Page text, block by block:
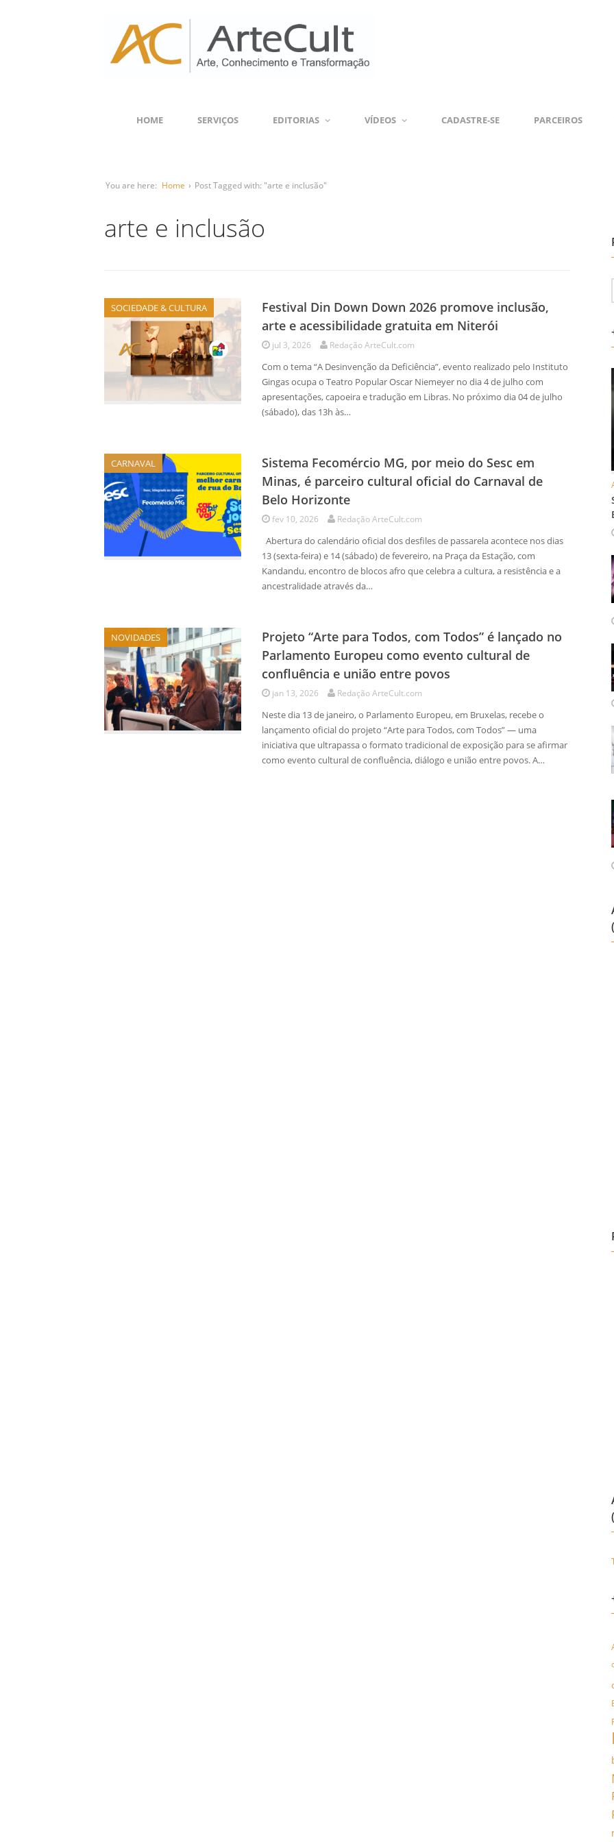
HOME SERVIÇOS EDITORIAS VÍDEOS CADASTRE-SE PARCEIROS
You are here: Home › Post Tagged with: "arte e inclusão"
arte e inclusão
SOCIEDADE & CULTURA
Festival Din Down Down 2026 promove inclusão,
arte e acessibilidade gratuita em Niterói
jul 3, 2026 Redação ArteCult.com
Com o tema “A Desinvenção da Deficiência”, evento realizado pelo Instituto
Gingas ocupa o Teatro Popular Oscar Niemeyer no dia 4 de julho com
apresentações, capoeira e tradução em Libras. No próximo dia 04 de julho
(sábado), das 13h às…
CARNAVAL
Sistema Fecomércio MG, por meio do Sesc em
Minas, é parceiro cultural oficial do Carnaval de
Belo Horizonte
fev 10, 2026 Redação ArteCult.com
Abertura do calendário oficial dos desfiles de passarela acontece nos dias
13 (sexta-feira) e 14 (sábado) de fevereiro, na Praça da Estação, com
Kandandu, encontro de blocos afro que celebra a cultura, a resistência e a
ancestralidade através da…
NOVIDADES
Projeto “Arte para Todos, com Todos” é lançado no
Parlamento Europeu como evento cultural de
confluência e união entre povos
jan 13, 2026 Redação ArteCult.com
Neste dia 13 de janeiro, o Parlamento Europeu, em Bruxelas, recebe o
lançamento oficial do projeto “Arte para Todos, com Todos” — uma
iniciativa que ultrapassa o formato tradicional de exposição para se afirmar
como evento cultural de confluência, diálogo e união entre povos. A…